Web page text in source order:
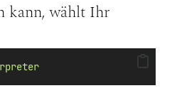
kann, wählt Ihr